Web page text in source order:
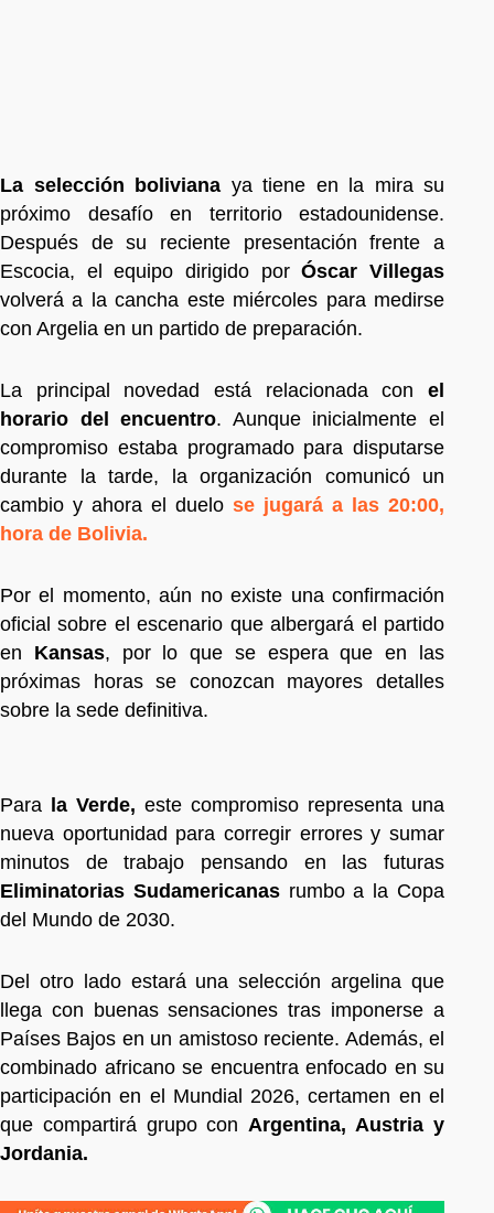
La selección boliviana ya tiene en la mira su
próximo desafío en territorio estadounidense.
Después de su reciente presentación frente a
Escocia, el equipo dirigido porÓscar Villegas
volverá a la cancha este miércoles para medirse
con Argelia en un partido de preparación.
La principal novedad está relacionada con el
horario del encuentro. Aunque inicialmente el
compromiso estaba programado para disputarse
durante la tarde, la organización comunicó un
cambio y ahora el duelo se jugará a las 20:00,
hora de Bolivia.
Por el momento, aún no existe una confirmación
oficial sobre el escenario que albergará el partido
en Kansas, por lo que se espera que en las
próximas horas se conozcan mayores detalles
sobre la sede definitiva.
Para la Verde, este compromiso representa una
nueva oportunidad para corregir errores y sumar
minutos de trabajo pensando en las futuras
Eliminatorias Sudamericanas rumbo a la Copa
del Mundo de 2030.
Del otro lado estará una selección argelina que
llega con buenas sensaciones tras imponerse a
Países Bajos en un amistoso reciente. Además, el
combinado africano se encuentra enfocado en su
participación en el Mundial 2026, certamen en el
que compartirá grupo con Argentina, Austria y
Jordania.